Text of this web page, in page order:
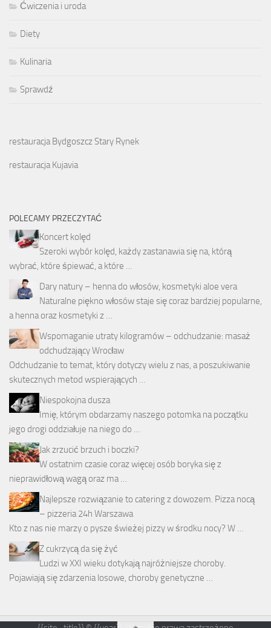
Ćwiczenia i uroda
Diety
Kulinaria
Sprawdź
restauracja Bydgoszcz Stary Rynek
restauracja Kujavia
POLECAMY PRZECZYTAĆ
Koncert kolęd
Szeroki wybór kolęd, każdy zastanawia się na, którą
wybrać, które śpiewać, a które …
Dary natury – henna do włosów, kosmetyki aloe vera
Naturalne piękno włosów staje się coraz bardziej popularne,
a henna oraz kosmetyki z …
Wspomaganie utraty kilogramów – odchudzanie: masaż
odchudzający Wrocław
Odchudzanie to temat, który dotyczy wielu z nas, a poszukiwanie
skutecznych metod wspierających …
Niespokojna dusza
Imię, którym obdarzamy naszego potomka na początku
jego drogi oddziałuje na niego do …
Jak zrzucić brzuch i boczki?
W ostatnim czasie coraz więcej osób boryka się z
nieprawidłową wagą oraz ma …
Najlepsze rozwiązanie to catering z dowozem. Pizza nocą
– pizzeria 24h Warszawa
Kto z nas nie marzy o pysze świeżej pizzy w środku nocy? W …
Z cukrzycą da się żyć
Ludzi w XXI wieku dotykają najróżniejsze choroby.
Pojawiają się zdarzenia losowe, choroby genetyczne …